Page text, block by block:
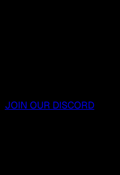
JOIN OUR DISCORD